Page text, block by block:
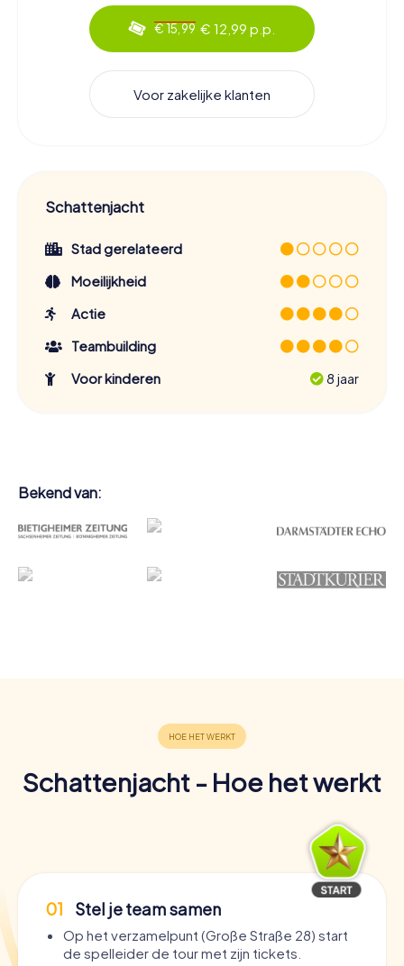
€ 15,99 € 12,99 p.p.
Voor zakelijke klanten
Schattenjacht
Stad gerelateerd
Moeilijkheid
Actie
Teambuilding
Voor kinderen
8 jaar
Bekend van:
Schattenjacht - Hoe het werkt
01 Stel je team samen
Op het verzamelpunt (Große Straße 28) start
de spelleider de tour met zijn tickets.